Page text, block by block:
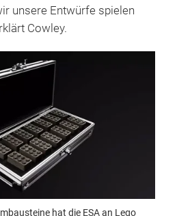
unsere Entwürfe spielen
Cowley.
hat die ESA an Lego